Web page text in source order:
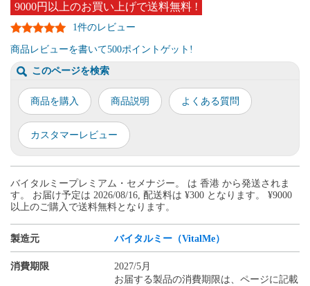
9000円以上のお買い上げで送料無料 !
1件のレビュー
商品レビューを書いて500ポイントゲット!
このページを検索
商品を購入 商品説明 よくある質問
カスタマーレビュー
バイタルミープレミアム・セメナジー。 は 香港 から発送されま
す。 お届け予定は 2026/08/16, 配送料は ¥300 となります。 ¥9000
以上のご購入で送料無料となります。
製造元 バイタルミー（VitalMe）
消費期限
2027/5月
お届する製品の消費期限は、ページに記載